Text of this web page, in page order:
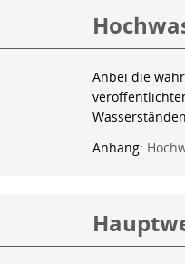
Anbei die
Anhang: